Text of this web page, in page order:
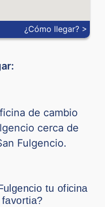
¿Cómo llegar? >
de cambio
cerca de
Fulgencio.
tu oficina